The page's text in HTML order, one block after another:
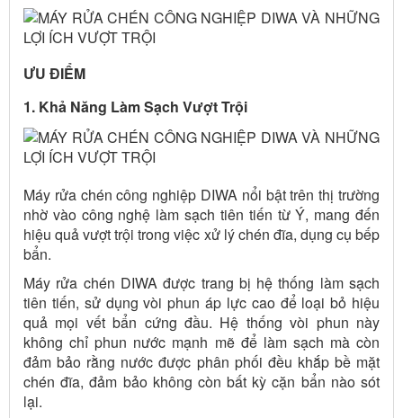
ƯU ĐIỂM
1. Khả Năng Làm Sạch Vượt Trội
Máy rửa chén công nghiệp DIWA nổi bật trên thị trường
nhờ vào công nghệ làm sạch tiên tiến từ Ý, mang đến
hiệu quả vượt trội trong việc xử lý chén đĩa, dụng cụ bếp
bẩn.
Máy rửa chén DIWA được trang bị hệ thống làm sạch
tiên tiến, sử dụng vòi phun áp lực cao để loại bỏ hiệu
quả mọi vết bẩn cứng đầu. Hệ thống vòi phun này
không chỉ phun nước mạnh mẽ để làm sạch mà còn
đảm bảo rằng nước được phân phối đều khắp bề mặt
chén đĩa, đảm bảo không còn bất kỳ cặn bẩn nào sót
lại.